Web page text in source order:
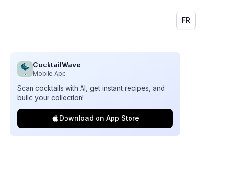
FR
CocktailWave
Mobile App
Scan cocktails with AI, get instant recipes, and
build your collection!
Download on App Store